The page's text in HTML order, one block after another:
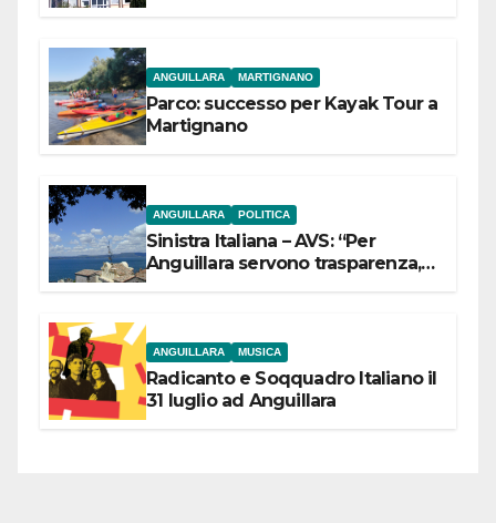
ANGUILLARA MARTIGNANO
Parco: successo per Kayak Tour a
Martignano
ANGUILLARA POLITICA
Sinistra Italiana – AVS: “Per
Anguillara servono trasparenza,
ANGUILLARA MUSICA
Radicanto e Soqquadro Italiano il
31 luglio ad Anguillara